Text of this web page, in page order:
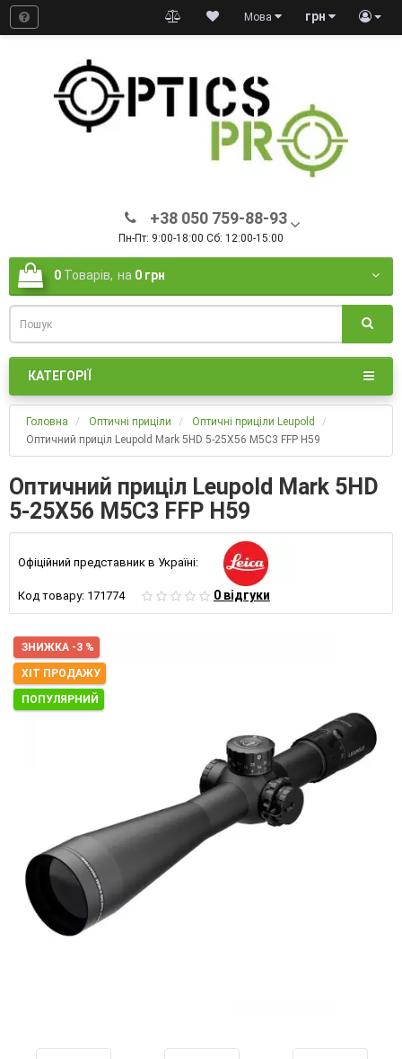
грн
Мова
+38 050 759-88-93
Пн-Пт: 9:00-18:00 Сб: 12:00-15:00
0 Товарів, на 0 грн
КАТЕГОРІЇ
Головна Оптичні приціли
Оптичні приціли Leupold
Оптичний приціл Leupold Mark 5HD 5-25X56 M5C3 FFP H59
Оптичний приціл Leupold Mark 5HD
5-25X56 M5C3 FFP H59
Офіційний представник в Україні:
Код товару: 171774 0 відгуки
ЗНИЖКА -3 %
ХІТ ПРОДАЖУ
ПОПУЛЯРНИЙ